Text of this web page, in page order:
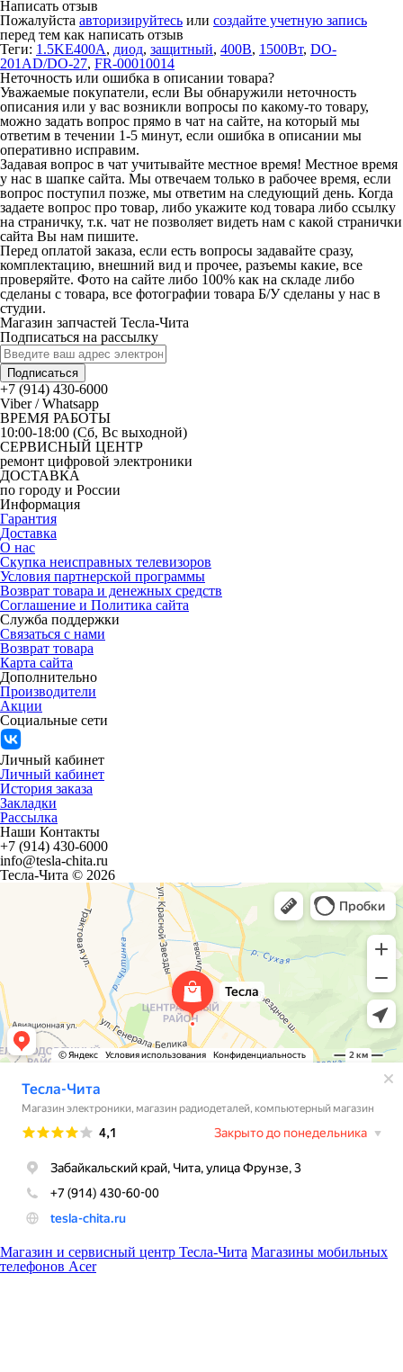
Написать отзыв
Пожалуйста авторизируйтесь или создайте учетную запись
перед тем как написать отзыв
Теги: 1.5KE400A, диод, защитный, 400В, 1500Вт, DO-
201AD/DO-27, FR-00010014
Неточность или ошибка в описании товара?
Уважаемые покупатели, если Вы обнаружили неточность
описания или у вас возникли вопросы по какому-то товару,
можно задать вопрос прямо в чат на сайте, на который мы
ответим в течении 1-5 минут, если ошибка в описании мы
оперативно исправим.
Задавая вопрос в чат учитывайте местное время! Местное время
у нас в шапке сайта. Мы отвечаем только в рабочее время, если
вопрос поступил позже, мы ответим на следующий день. Когда
задаете вопрос про товар, либо укажите код товара либо ссылку
на страничку, т.к. чат не позволяет видеть нам с какой странички
сайта Вы нам пишите.
Перед оплатой заказа, если есть вопросы задавайте сразу,
комплектацию, внешний вид и прочее, разъемы какие, все
проверяйте. Фото на сайте либо 100% как на складе либо
сделаны с товара, все фотографии товара Б/У сделаны у нас в
студии.
Магазин запчастей Тесла-Чита
Подписаться на рассылку
Подписаться
+7 (914) 430-6000
Viber / Whatsapp
ВРЕМЯ РАБОТЫ
10:00-18:00 (Сб, Вс выходной)
СЕРВИСНЫЙ ЦЕНТР
ремонт цифровой электроники
ДОСТАВКА
по городу и России
Информация
Гарантия
Доставка
О нас
Скупка неисправных телевизоров
Условия партнерской программы
Возврат товара и денежных средств
Соглашение и Политика сайта
Служба поддержки
Связаться с нами
Возврат товара
Карта сайта
Дополнительно
Производители
Акции
Социальные сети
Личный кабинет
Личный кабинет
История заказа
Закладки
Рассылка
Наши Контакты
+7 (914) 430-6000
info@tesla-chita.ru
Тесла-Чита © 2026
Магазин и сервисный центр Тесла-Чита Магазины мобильных
телефонов Acer